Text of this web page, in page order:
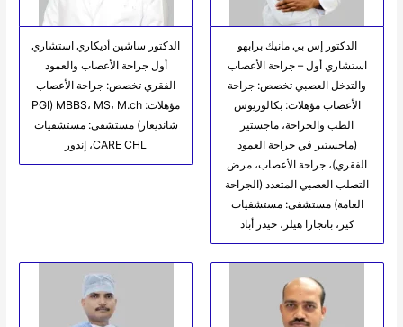
الدكتور إس بي مانيك برابهو
استشاري أول – جراحة الأعصاب
والتدخل العصبي تخصص: جراحة
الأعصاب مؤهلات: بكالوريوس
الطب والجراحة، ماجستير
(ماجستير في جراحة العمود
الفقري)، جراحة الأعصاب، مرض
التصلب العصبي المتعدد (الجراحة
العامة) مستشفى: مستشفيات
كير، بانجارا هيلز، حيدر أباد
الدكتور ساشين أديكاري استشاري
أول جراحة الأعصاب والعمود
الفقري تخصص: جراحة الأعصاب
مؤهلات: MBBS، MS، M.ch (PGI
شانديغار) مستشفى: مستشفيات
CARE CHL، إندور